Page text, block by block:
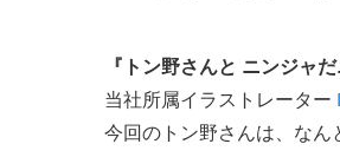
『トン野さんと ニンジャ
当社所属イラストレーター
今回のトン野さんは、なん